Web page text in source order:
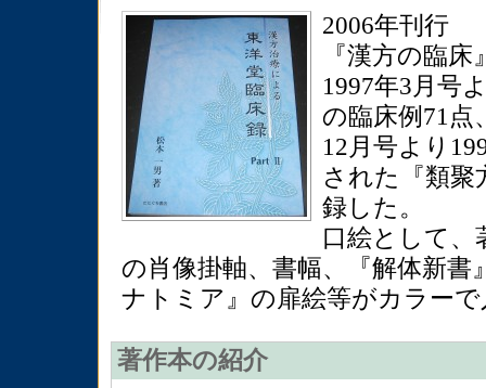
2006年刊行
『漢方の臨
1997年3月号
の臨床例71点
12月号より
された『類聚
録した。
口絵として、
の肖像掛軸、書幅、『解体新書
ナトミア』の扉絵等がカラー
著作本の紹介